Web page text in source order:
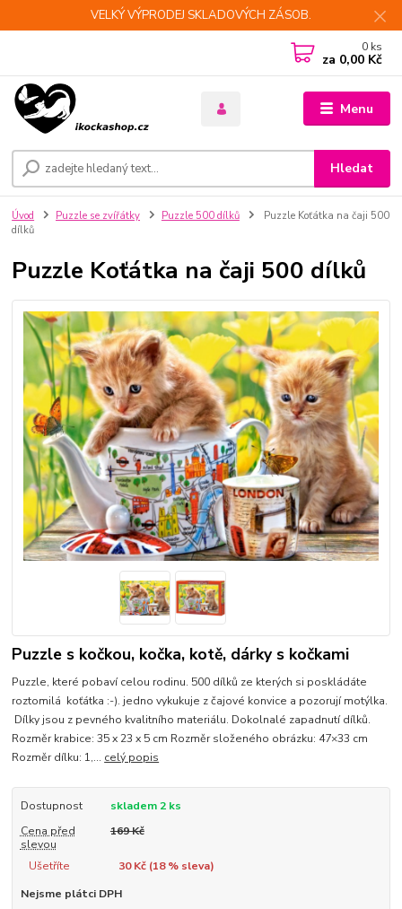
VELKÝ VÝPRODEJ SKLADOVÝCH ZÁSOB.
Menu
Hledat
0 ks
za 0,00 Kč
Úvod Puzzle se zvířátky Puzzle 500 dílků
Puzzle Koťátka na čaji 500
dílků
Puzzle Koťátka na čaji 500 dílků
Puzzle s kočkou, kočka, kotě, dárky s kočkami
Puzzle, které pobaví celou rodinu. 500 dílků ze kterých si poskládáte
roztomilá koťátka :-). jedno vykukuje z čajové konvice a pozorují motýlka.
Dílky jsou z pevného kvalitního materiálu. Dokolnalé zapadnutí dílků.
Rozměr krabice: 35 x 23 x 5 cm Rozměr složeného obrázku: 47×33 cm
Rozměr dílku: 1,... celý popis
Dostupnost
skladem 2 ks
Cena před
slevou
169 Kč
Ušetříte 30 Kč (18% sleva)
Nejsme plátci DPH